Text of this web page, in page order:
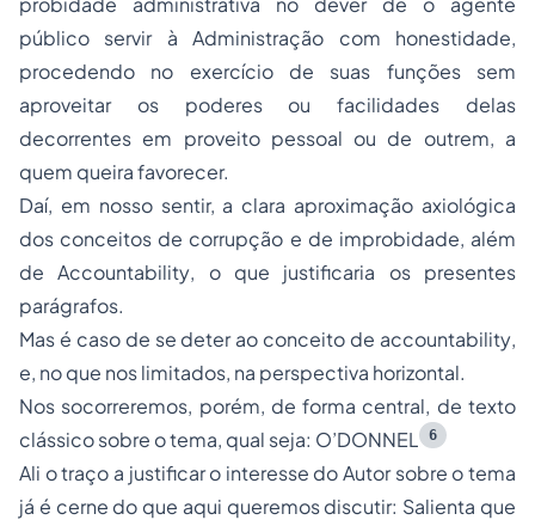
público servir à Administração com honestidade,
procedendo no exercício de suas funções sem
aproveitar os poderes ou facilidades delas
decorrentes em proveito pessoal ou de outrem, a
quem queira favorecer.
Daí, em nosso sentir, a clara aproximação axiológica
dos conceitos de corrupção e de improbidade, além
deAccountability, o que justificaria os presentes
parágrafos.
Mas é caso de se deter ao conceito de accountability,
e, no que nos limitados, na perspectiva horizontal.
Nos socorreremos, porém, de forma central, de texto
clássico sobre o tema, qual seja: O’DONNEL
6
Ali o traço a justificar o interesse do Autor sobre o tema
já é cerne do que aqui queremos discutir: Salienta que